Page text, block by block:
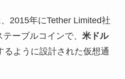
、2015年にTether Limited社
ーブルコインで、 米ドル
るように設計された仮想通